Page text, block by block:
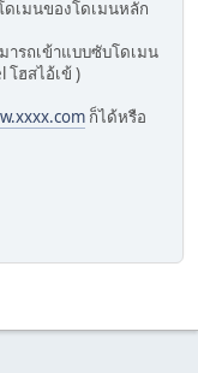
ดเมนของโดเมนหลัก
ารถเข้าแบบซับโดเมน
โฮสไอ้เข้ )
ก็ได้หรือ